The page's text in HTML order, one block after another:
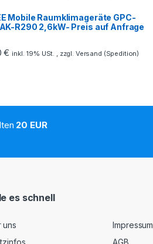
Mobile Raumklimageräte GPC-
R290 2,6kW- Preis auf Anfrage
€ inkl. 19% USt. , zzgl. Versand (Spedition)
20 EUR
es schnell
uns
Impressum
AGB